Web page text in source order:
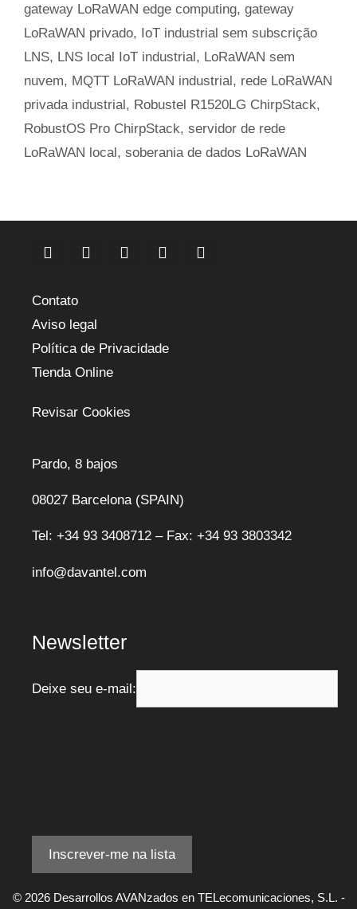
gateway LoRaWAN edge computing, gateway
LoRaWAN privado, IoT industrial sem subscrição
LNS, LNS local IoT industrial, LoRaWAN sem
nuvem, MQTT LoRaWAN industrial, rede LoRaWAN
privada industrial, Robustel R1520LG ChirpStack,
RobustOS Pro ChirpStack, servidor de rede
LoRaWAN local, soberania de dados LoRaWAN
Contato
Aviso legal
Política de Privacidade
Tienda Online
Revisar Cookies
Pardo, 8 bajos
08027 Barcelona (SPAIN)
Tel: +34 93 3408712 – Fax: +34 93 3803342
info@davantel.com
Newsletter
Deixe seu e-mail:
© 2026 Desarrollos AVANzados en TELecomunicaciones, S.L. -